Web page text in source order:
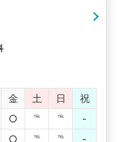
金 土 日
祝
○ ℡ ℡
-
○ ℡ ℡ -